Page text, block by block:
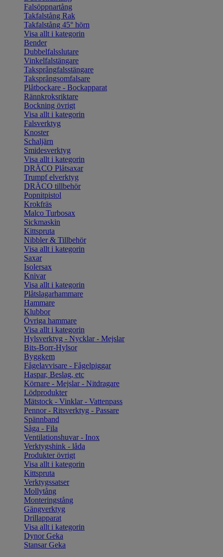
Falsöppnartång
Takfalstång Rak
Takfalstång 45° hörn
Visa allt i kategorin
Bender
Dubbelfalsslutare
Vinkelfalstängare
Taksprångfalsstängare
Taksprångsomfalsare
Plåtbockare - Bockapparat
Rännkroksriktare
Bockning övrigt
Visa allt i kategorin
Falsverktyg
Knoster
Schaljärn
Smidesverktyg
Visa allt i kategorin
DRÄCO Plåtsaxar
Trumpf elverktyg
DRÄCO tillbehör
Popnitpistol
Krokfräs
Malco Turbosax
Sickmaskin
Kittspruta
Nibbler & Tillbehör
Visa allt i kategorin
Saxar
Isolersax
Knivar
Visa allt i kategorin
Plåtslagarhammare
Hammare
Klubbor
Övriga hammare
Visa allt i kategorin
Hylsverktyg - Nycklar - Mejslar
Bits-Borr-Hylsor
Byggkem
Fågelavvisare - Fågelpiggar
Haspar, Beslag, etc
Körnare - Mejslar - Nitdragare
Lödprodukter
Mätstock - Vinklar - Vattenpass
Pennor - Ritsverktyg - Passare
Spännband
Såga - Fila
Ventilationshuvar - Inox
Verktygshink - låda
Produkter övrigt
Visa allt i kategorin
Kittspruta
Verktygssatser
Mollytång
Monteringstång
Gängverktyg
Drillapparat
Visa allt i kategorin
Dynor Geka
Stansar Geka